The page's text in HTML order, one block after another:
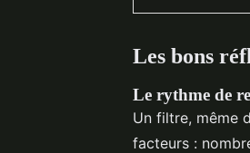
Les bons
Le rythme de
Un filtre, même
facteurs :